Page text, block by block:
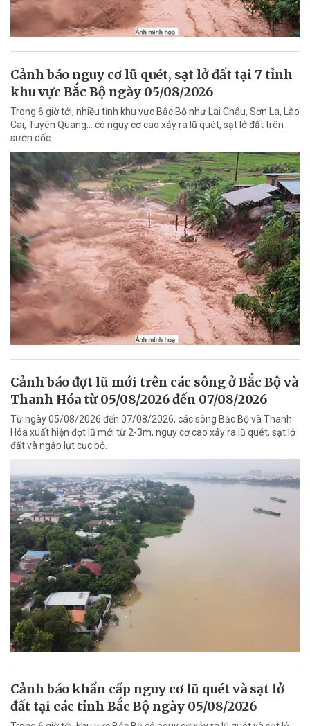
Cảnh báo nguy cơ lũ quét, sạt lở đất tại 7 tỉnh
khu vực Bắc Bộ ngày 05/08/2026
Trong 6 giờ tới, nhiều tỉnh khu vực Bắc Bộ như Lai Châu, Sơn La, Lào
Cai, Tuyên Quang... có nguy cơ cao xảy ra lũ quét, sạt lở đất trên
sườn dốc.
Cảnh báo đợt lũ mới trên các sông ở Bắc Bộ và
Thanh Hóa từ 05/08/2026 đến 07/08/2026
Từ ngày 05/08/2026 đến 07/08/2026, các sông Bắc Bộ và Thanh
Hóa xuất hiện đợt lũ mới từ 2-3m, nguy cơ cao xảy ra lũ quét, sạt lở
đất và ngập lụt cục bộ.
Cảnh báo khẩn cấp nguy cơ lũ quét và sạt lở
đất tại các tỉnh Bắc Bộ ngày 05/08/2026